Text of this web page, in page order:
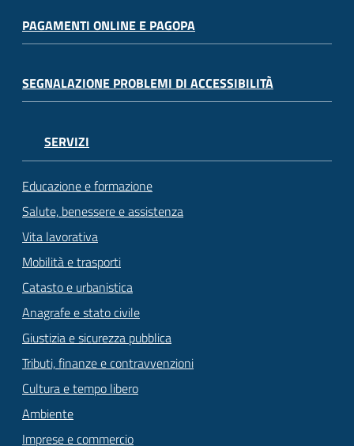
PAGAMENTI ONLINE E PAGOPA
SEGNALAZIONE PROBLEMI DI ACCESSIBILITÀ
SERVIZI
Educazione e formazione
Salute, benessere e assistenza
Vita lavorativa
Mobilità e trasporti
Catasto e urbanistica
Anagrafe e stato civile
Giustizia e sicurezza pubblica
Tributi, finanze e contravvenzioni
Cultura e tempo libero
Ambiente
Imprese e commercio